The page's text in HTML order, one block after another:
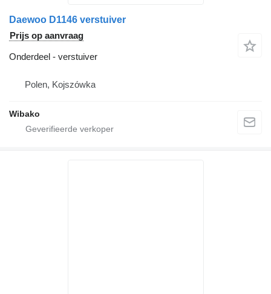
Daewoo D1146 verstuiver
Prijs op aanvraag
Onderdeel - verstuiver
Polen, Kojszówka
Wibako